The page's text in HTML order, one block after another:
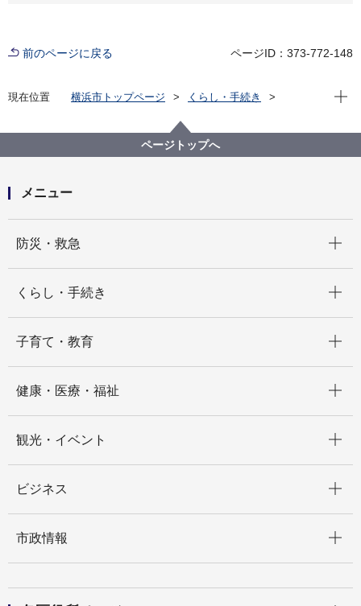
前のページに戻る ページID：373-772-148
現在位置 横浜市トップページ
くらし・手続き
道路整備の基本計画等
幹線道路について
幹線道路 環状3号線
現在
ページトップへ
メニュー
防災・救急
くらし・手続き
子育て・教育
健康・医療・福祉
観光・イベント
ビジネス
市政情報